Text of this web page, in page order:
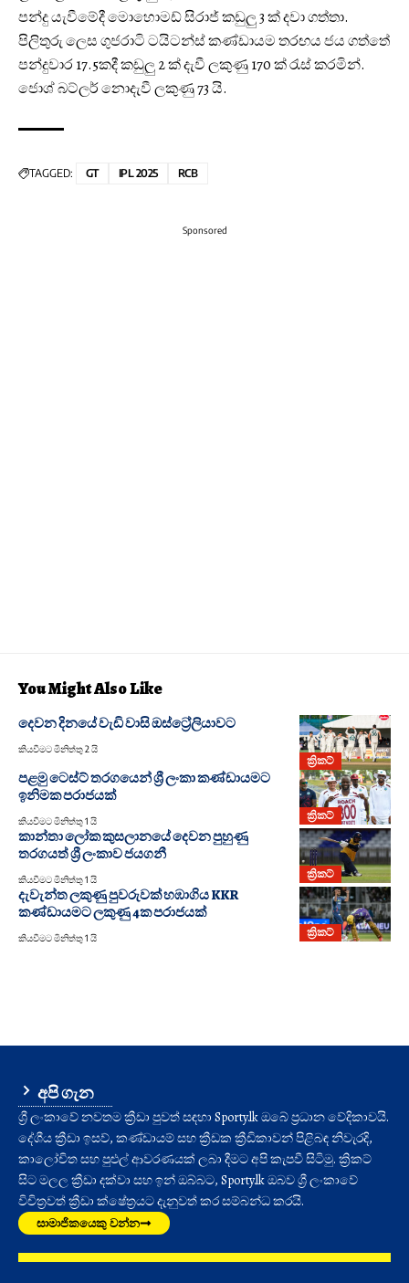
පන්දු යැවීමේදී මොහොමඩ් සිරාජ් කඩුලු 3 ක් දවා ගත්තා.
පිලිතුරු ලෙස ගුජරාටි ටයිටන්ස් කණ්ඩායම තරඟය ජය ගත්තේ
පන්දුවාර 17.5කදී කඩුලු 2 ක් දැවී ලකුණු 170 ක් රැස් කරමින්.
ජොශ් බට්ලර් නොදැවී ලකුණු 73 යි.
TAGGED: GT IPL 2025 RCB
Sponsored
You Might Also Like
ක්‍රිකට්
දෙවන දිනයේ වැඩි වාසි ඔස්ට්‍රේලියාවට
කියවීමට මිනිත්තු 2 යි
ක්‍රිකට්
පළමු ටෙස්ට් තරගයෙන් ශ්‍රී ලංකා කණ්ඩායමට
ඉනිමක පරාජයක්
කියවීමට මිනිත්තු 1 යි
ක්‍රිකට්
කාන්තා ලෝක කුසලානයේ දෙවන පුහුණු
තරගයත් ශ්‍රී ලංකාව ජයගනී
කියවීමට මිනිත්තු 1 යි
ක්‍රිකට්
දැවැන්ත ලකුණු පුවරුවක් හඹාගිය KKR
කණ්ඩායමට ලකුණු 4ක පරාජයක්
කියවීමට මිනිත්තු 1 යි
අපි ගැන
ශ්‍රී ලංකාවේ නවතම ක්‍රීඩා පුවත් සඳහා Sporty.lk ඔබේ ප්‍රධාන වේදිකාවයි.
දේශීය ක්‍රීඩා ඉසව්, කණ්ඩායම් සහ ක්‍රීඩක ක්‍රීඩිකාවන් පිළිබඳ නිවැරදි,
කාලෝචිත සහ පුළුල් ආවරණයක් ලබා දීමට අපි කැපවී සිටිමු. ක්‍රිකට්
සිට මලල ක්‍රීඩා දක්වා සහ ඉන් ඔබ්බට, Sporty.lk ඔබව ශ්‍රී ලංකාවේ
විචිත්‍රවත් ක්‍රීඩා ක්ෂේත්‍රයට දැනුවත් කර සම්බන්ධ කරයි.
සාමාජිකයෙකු වන්න